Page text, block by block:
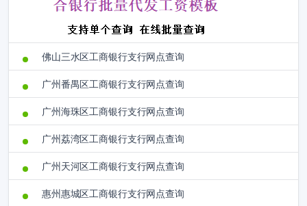
佛山三水区工商银行支行网点查询
广州番禺区工商银行支行网点查询
广州海珠区工商银行支行网点查询
广州荔湾区工商银行支行网点查询
广州天河区工商银行支行网点查询
惠州惠城区工商银行支行网点查询